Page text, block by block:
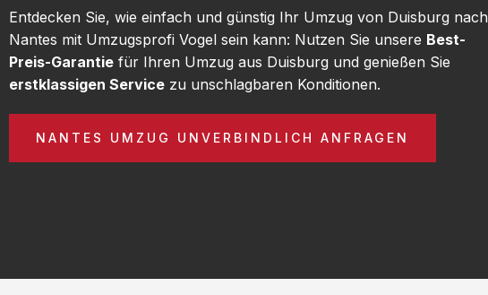
Entdecken Sie, wie einfach und günstig Ihr Umzug von Duisburg nach
Nantes mit Umzugsprofi Vogel sein kann: Nutzen Sie unsere Best-
Preis-Garantie für Ihren Umzug aus Duisburg und genießen Sie
erstklassigen Service zu unschlagbaren Konditionen.
NANTES UMZUG UNVERBINDLICH ANFRAGEN